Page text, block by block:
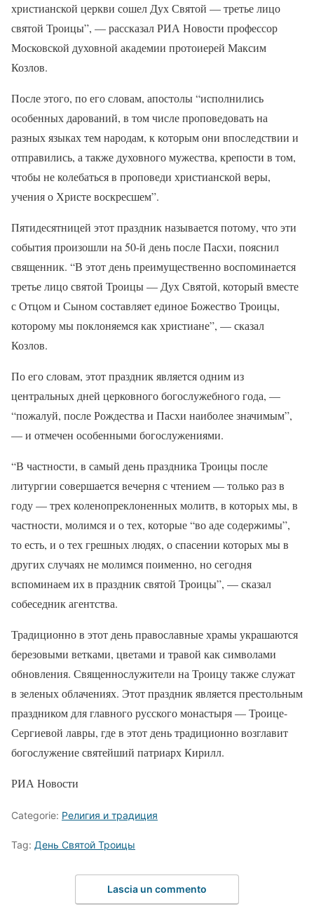
христианской церкви сошел Дух Святой — третье лицо
святой Троицы”, — рассказал РИА Новости профессор
Московской духовной академии протоиерей Максим
Козлов.
После этого, по его словам, апостолы “исполнились
особенных дарований, в том числе проповедовать на
разных языках тем народам, к которым они впоследствии и
отправились, а также духовного мужества, крепости в том,
чтобы не колебаться в проповеди христианской веры,
учения о Христе воскресшем”.
Пятидесятницей этот праздник называется потому, что эти
события произошли на 50-й день после Пасхи, пояснил
священник. “В этот день преимущественно воспоминается
третье лицо святой Троицы — Дух Святой, который вместе
с Отцом и Сыном составляет единое Божество Троицы,
которому мы поклоняемся как христиане”, — сказал
Козлов.
По его словам, этот праздник является одним из
центральных дней церковного богослужебного года, —
“пожалуй, после Рождества и Пасхи наиболее значимым”,
— и отмечен особенными богослужениями.
“В частности, в самый день праздника Троицы после
литургии совершается вечерня с чтением — только раз в
году — трех коленопреклоненных молитв, в которых мы, в
частности, молимся и о тех, которые “во аде содержимы”,
то есть, и о тех грешных людях, о спасении которых мы в
других случаях не молимся поименно, но сегодня
вспоминаем их в праздник святой Троицы”, — сказал
собеседник агентства.
Традиционно в этот день православные храмы украшаются
березовыми ветками, цветами и травой как символами
обновления. Священнослужители на Троицу также служат
в зеленых облачениях. Этот праздник является престольным
праздником для главного русского монастыря — Троице-
Сергиевой лавры, где в этот день традиционно возглавит
богослужение святейший патриарх Кирилл.
РИА Новости
Categorie: Религия и традиция
Tag: День Святой Троицы
Lascia un commento